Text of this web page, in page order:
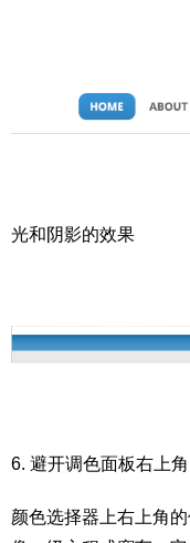
光和阴影的效果
6. 避开调色面板右上
颜色选择器上右上角